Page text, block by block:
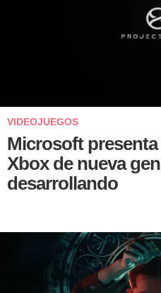
VIDEOJUEGOS
Microsoft
Xbox de nueva
desarrollando